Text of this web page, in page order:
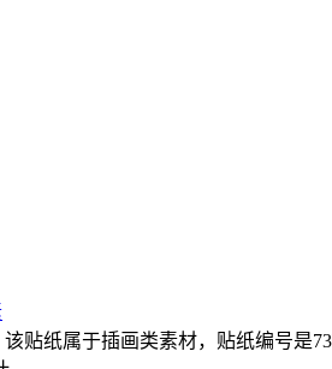
纸属于插画类素材，贴纸编号是